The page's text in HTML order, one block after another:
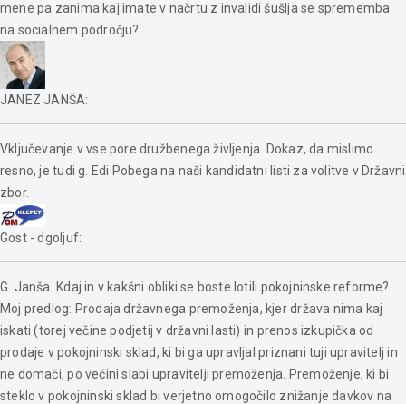
mene pa zanima kaj imate v načrtu z invalidi šušlja se sprememba
na socialnem področju?
JANEZ JANŠA:
Vključevanje v vse pore družbenega življenja. Dokaz, da mislimo
resno, je tudi g. Edi Pobega na naši kandidatni listi za volitve v Državni
zbor.
Gost - dgoljuf:
G. Janša. Kdaj in v kakšni obliki se boste lotili pokojninske reforme?
Moj predlog: Prodaja državnega premoženja, kjer država nima kaj
iskati (torej večine podjetij v državni lasti) in prenos izkupička od
prodaje v pokojninski sklad, ki bi ga upravljal priznani tuji upravitelj in
ne domači, po večini slabi upravitelji premoženja. Premoženje, ki bi
steklo v pokojninski sklad bi verjetno omogočilo znižanje davkov na